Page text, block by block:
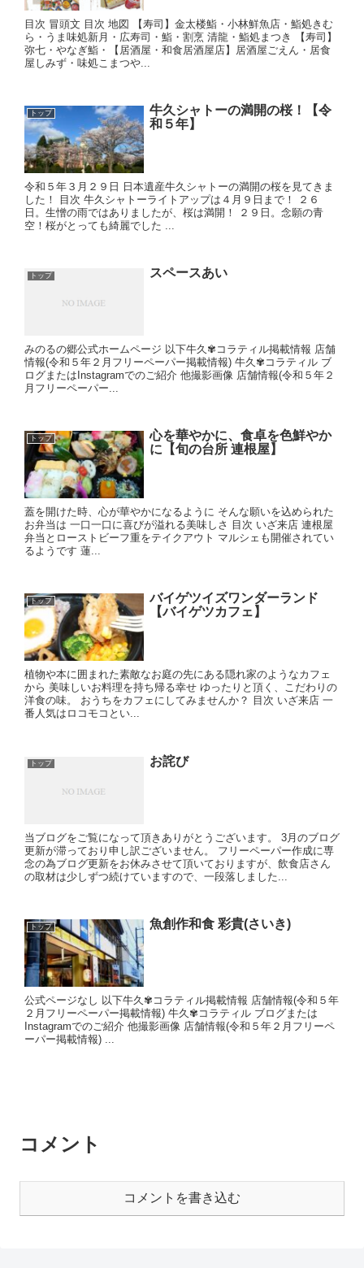
目次 冒頭文 目次 地図 【寿司】金太楼鮨・小林鮮魚店・鮨処きむ
ら・うま味処新月・広寿司・鮨・割烹 清龍・鮨処まつき 【寿司】
弥七・やなぎ鮨・【居酒屋・和食居酒屋店】居酒屋ごえん・居食
屋しみず・味処こまつや...
トップ
牛久シャトーの満開の桜！【令
和５年】
令和５年３月２９日 日本遺産牛久シャトーの満開の桜を見てきま
した！ 目次 牛久シャトーライトアップは４月９日まで！ ２６
日。生憎の雨ではありましたが、桜は満開！ ２９日。念願の青
空！桜がとっても綺麗でした ...
トップ スペースあい
みのるの郷公式ホームページ 以下牛久✾コラティル掲載情報 店舗
情報(令和５年２月フリーペーパー掲載情報) 牛久✾コラティル ブ
ログまたはInstagramでのご紹介 他撮影画像 店舗情報(令和５年２
月フリーペーパー...
トップ
心を華やかに、食卓を色鮮やか
に【旬の台所 連根屋】
蓋を開けた時、心が華やかになるように そんな願いを込められた
お弁当は 一口一口に喜びが溢れる美味しさ 目次 いざ来店 連根屋
弁当とローストビーフ重をテイクアウト マルシェも開催されてい
るようです 蓮...
トップ
バイゲツイズワンダーランド
【バイゲツカフェ】
植物や本に囲まれた素敵なお庭の先にある隠れ家のようなカフェ
から 美味しいお料理を持ち帰る幸せ ゆったりと頂く、こだわりの
洋食の味。 おうちをカフェにしてみませんか？ 目次 いざ来店 一
番人気はロコモコとい...
トップ お詫び
当ブログをご覧になって頂きありがとうございます。 3月のブログ
更新が滞っており申し訳ございません。 フリーペーパー作成に専
念の為ブログ更新をお休みさせて頂いておりますが、飲食店さん
の取材は少しずつ続けていますので、一段落しました...
トップ 魚創作和食 彩貴(さいき)
公式ページなし 以下牛久✾コラティル掲載情報 店舗情報(令和５年
２月フリーペーパー掲載情報) 牛久✾コラティル ブログまたは
Instagramでのご紹介 他撮影画像 店舗情報(令和５年２月フリーペ
ーパー掲載情報) ...
コメント
コメントを書き込む